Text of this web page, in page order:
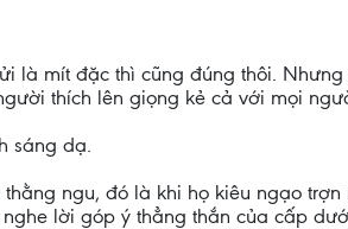
là mít đặc thì cũng đúng thôi.
thích lên giọng kẻ cả với mọi
sáng dạ.
ngu, đó là khi họ kiêu ngạo
lời góp ý thẳng thắn của cấp